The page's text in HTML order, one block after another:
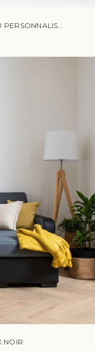
WAZAA - CANAPÉ D'ANGLE FIXE TISSU PERSONNALISABLE
NOIR